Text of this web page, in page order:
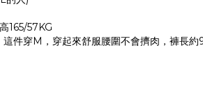
165/57KG
件穿M，穿起來舒服腰圍不會擠肉，褲長約